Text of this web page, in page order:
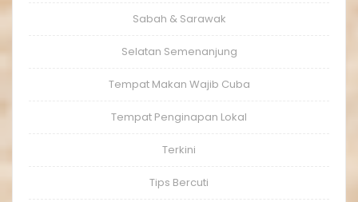
Sabah & Sarawak
Selatan Semenanjung
Tempat Makan Wajib Cuba
Tempat Penginapan Lokal
Terkini
Tips Bercuti